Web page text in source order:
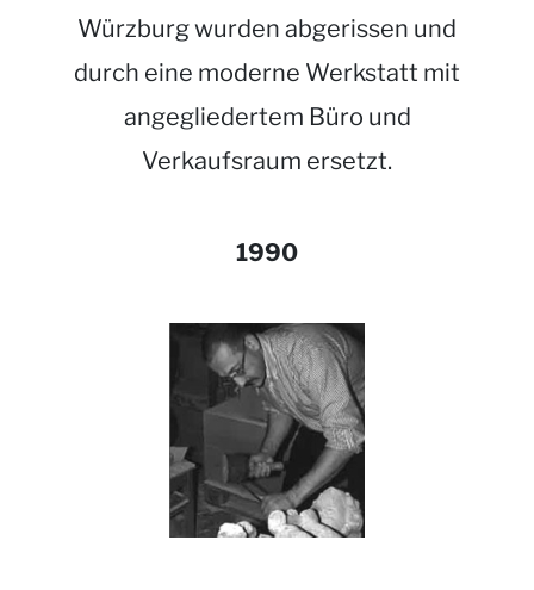
Würzburg wurden abgerissen und
durch eine moderne Werkstatt mit
angegliedertem Büro und
Verkaufsraum ersetzt.
1990